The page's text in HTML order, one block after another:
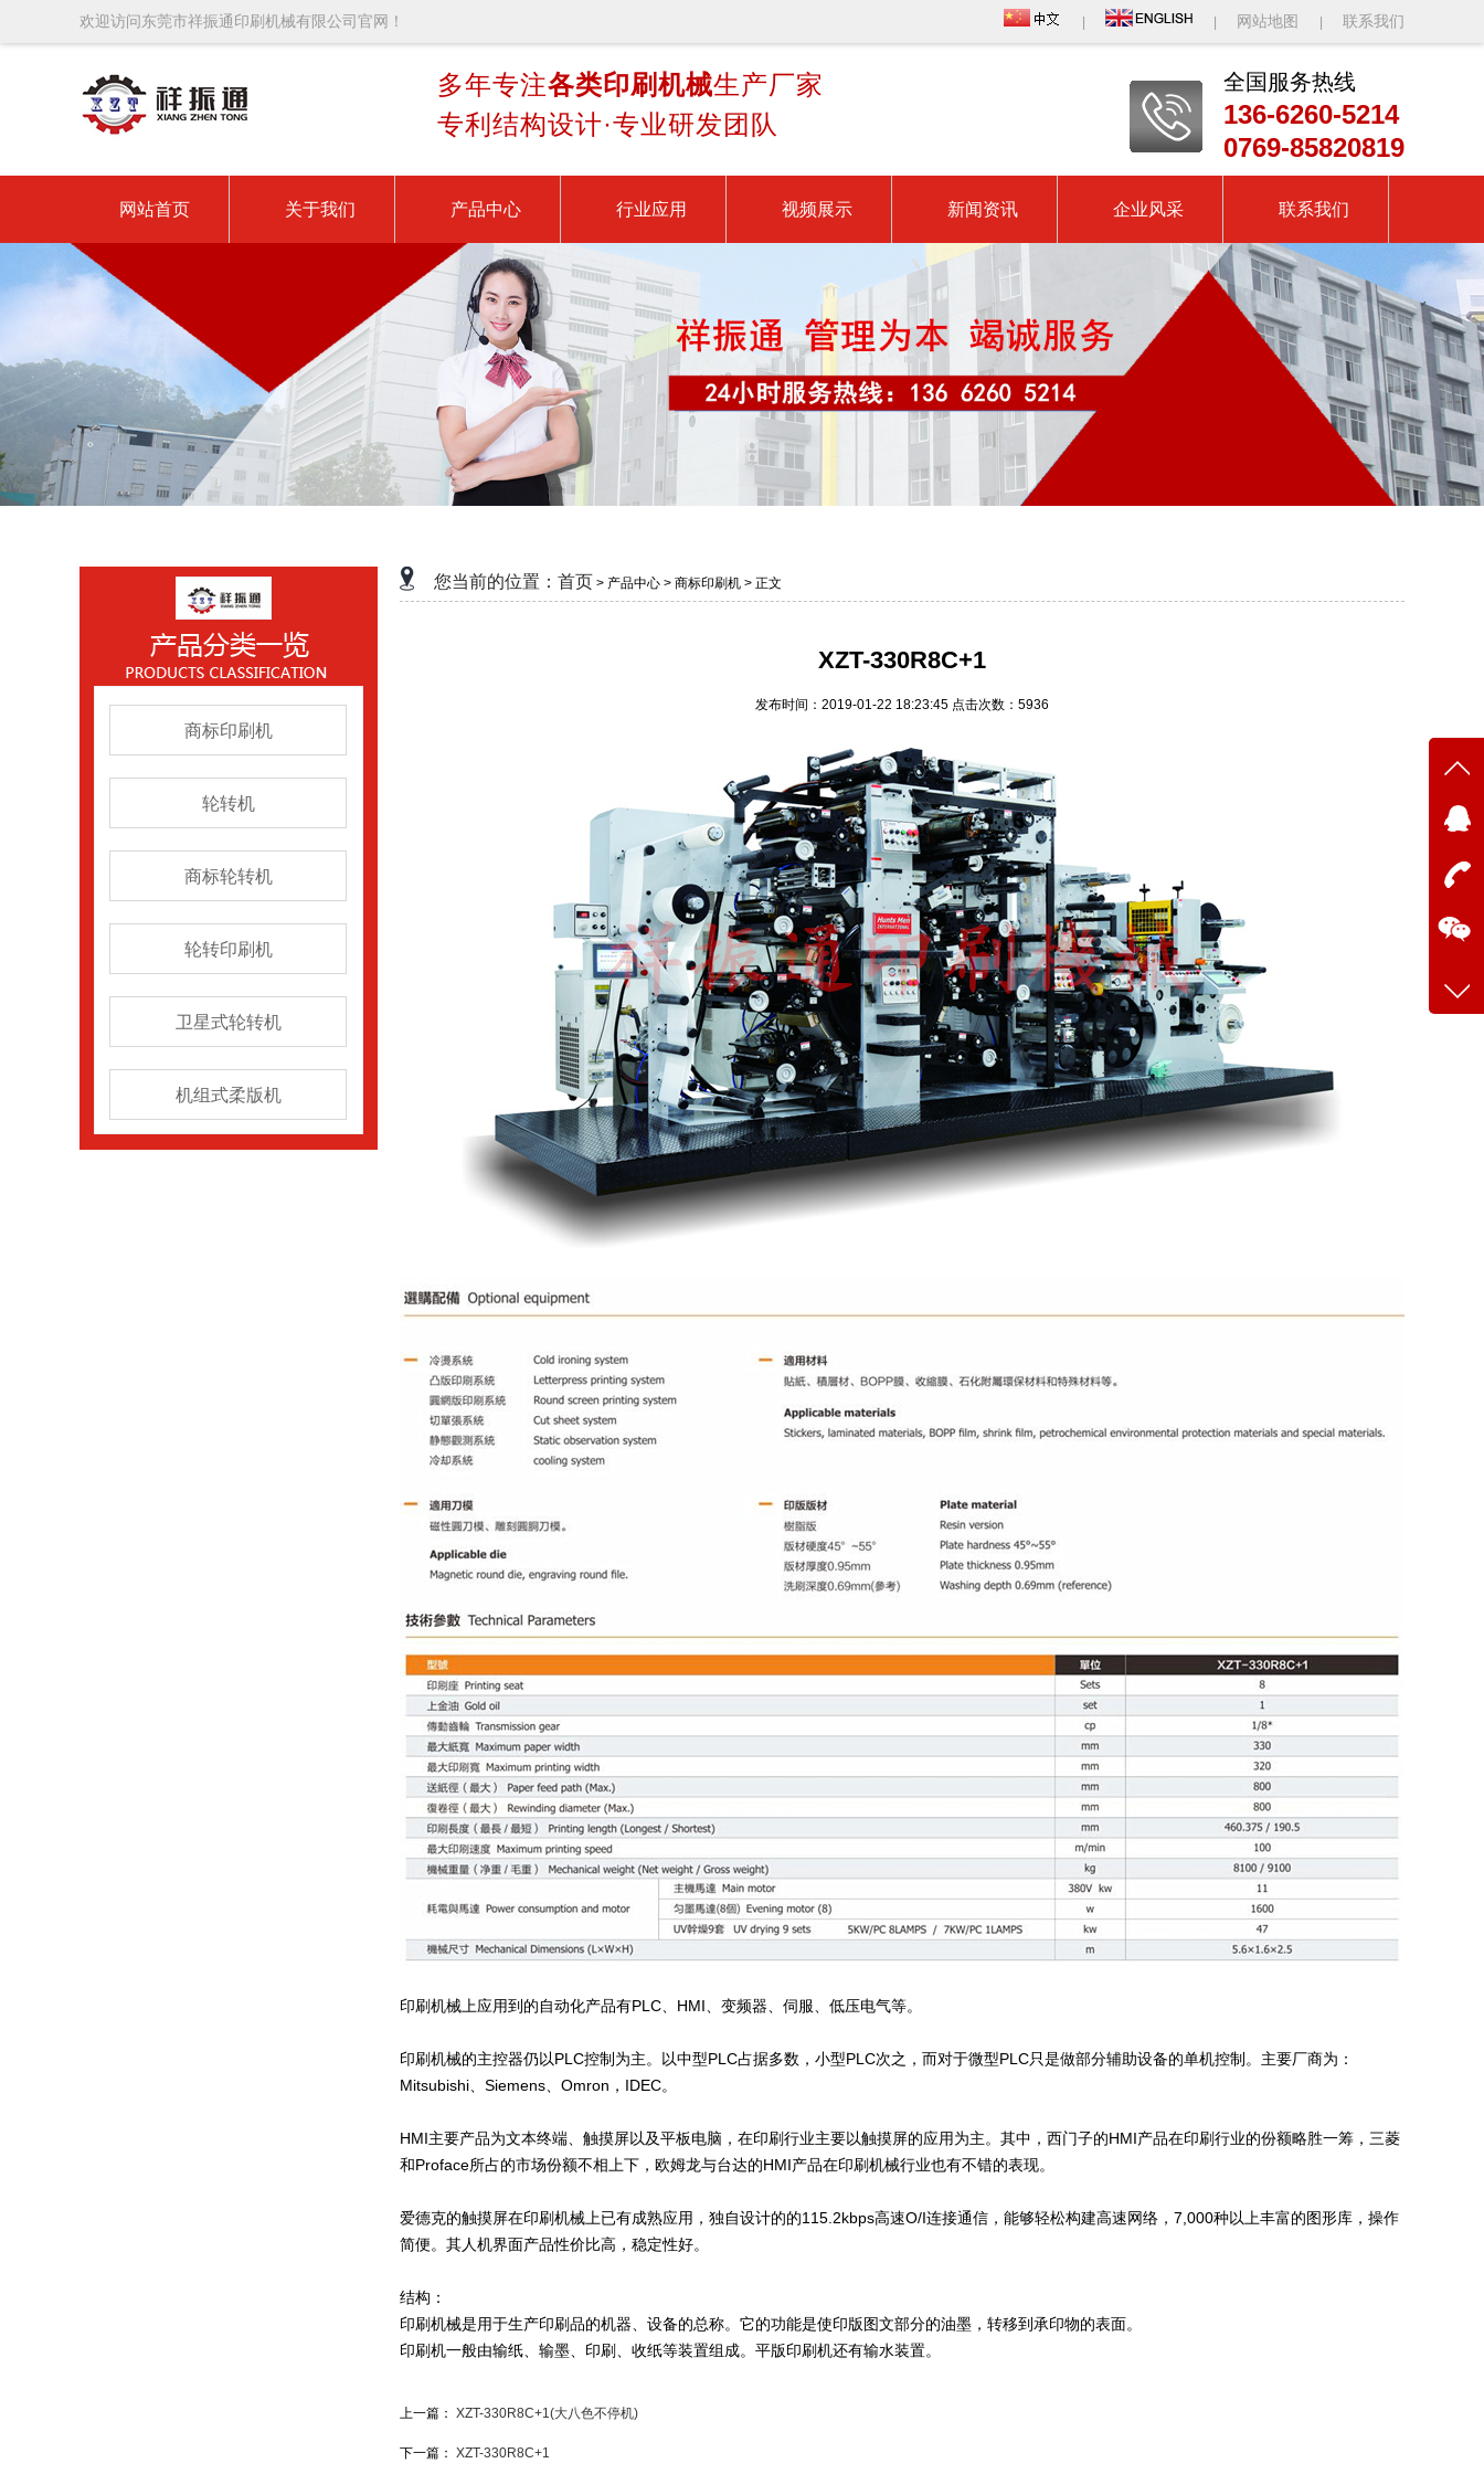
欢迎访问东莞市祥振通印刷机械有限公司官网！ 网站地图 联系我们
多年专注各类印刷机械生产厂家
专利结构设计·专业研发团队
全国服务热线
136-6260-5214
0769-85820819
网站首页 关于我们 产品中心 行业应用 视频展示 新闻资讯 企业风采 联系我们
商标印刷机
轮转机
商标轮转机
轮转印刷机
卫星式轮转机
机组式柔版机
您当前的位置： 首页 > 产品中心 > 商标印刷机 > 正文
XZT-330R8C+1
发布时间：2019-01-22 18:23:45 点击次数：5936
印刷机械上应用到的自动化产品有PLC、HMI、变频器、伺服、低压电气等。
印刷机械的主控器仍以PLC控制为主。以中型PLC占据多数，小型PLC次之，而对于微型PLC只是做部分辅助设备的单机控制。主要厂商为：
Mitsubishi、Siemens、Omron，IDEC。
HMI主要产品为文本终端、触摸屏以及平板电脑，在印刷行业主要以触摸屏的应用为主。其中，西门子的HMI产品在印刷行业的份额略胜一筹，三菱
和Proface所占的市场份额不相上下，欧姆龙与台达的HMI产品在印刷机械行业也有不错的表现。
爱德克的触摸屏在印刷机械上已有成熟应用，独自设计的的115.2kbps高速O/I连接通信，能够轻松构建高速网络，7,000种以上丰富的图形库，操作
简便。其人机界面产品性价比高，稳定性好。
结构：
印刷机械是用于生产印刷品的机器、设备的总称。它的功能是使印版图文部分的油墨，转移到承印物的表面。
印刷机一般由输纸、输墨、印刷、收纸等装置组成。平版印刷机还有输水装置。
上一篇： XZT-330R8C+1(大八色不停机)
下一篇： XZT-330R8C+1
点我
咨